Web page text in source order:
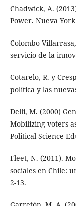
Chadwick, A.
Power. Nueva
Colombo
servicio de la
Cotarelo, R. y
política y las
Delli, M. (2000)
Mobilizing voters
Political Science
Fleet, N. (2011).
sociales en Chile:
2-13.